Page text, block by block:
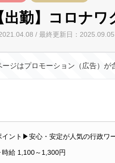
出勤】コロナ
/ 最終更新日：2025.09.05
ージはプロモーション（広告）が
イント▶安心・安定が人気の行政ワ
給 1,100～1,300円